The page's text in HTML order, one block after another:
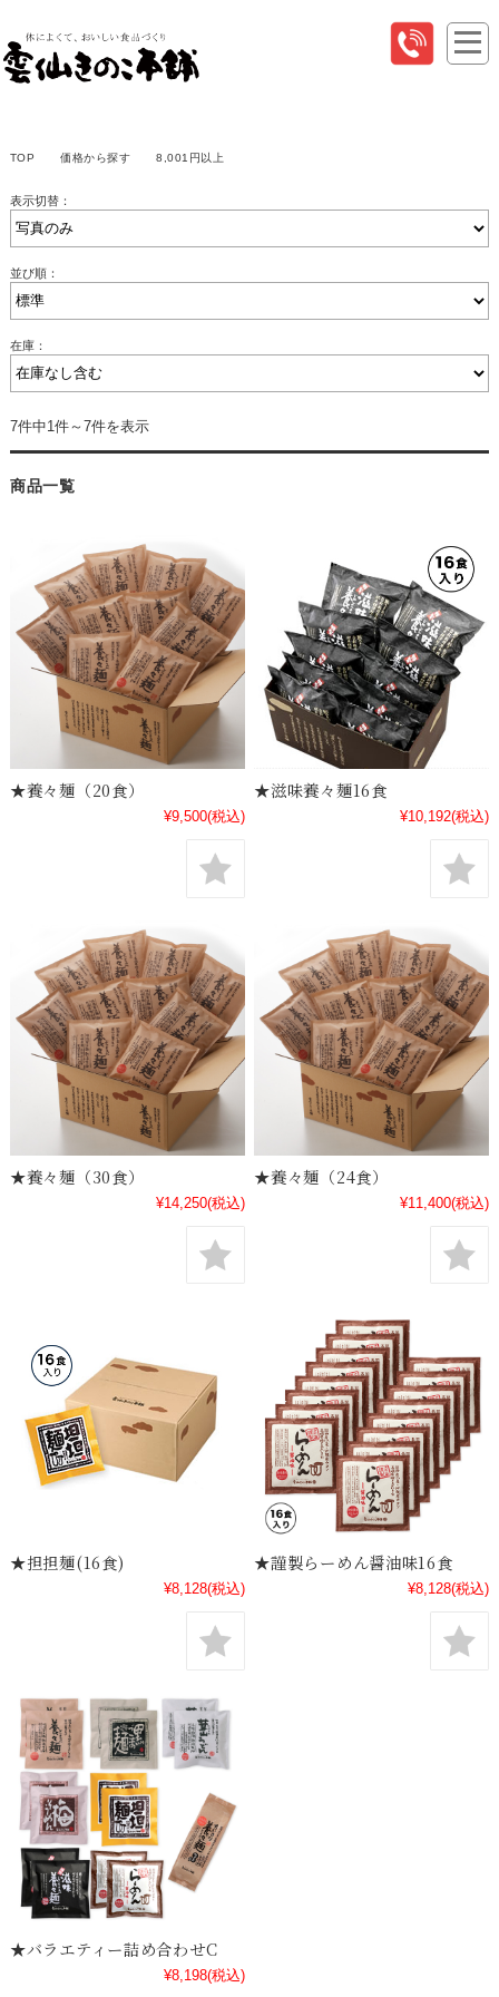
TOP 価格から探す 8,001円以上
表示切替：
並び順：
在庫：
7件中1件～7件を表示
商品一覧
★養々麺（20食）
¥9,500(税込)
★滋味養々麺16食
¥10,192(税込)
★養々麺（30食）
¥14,250(税込)
★養々麺（24食）
¥11,400(税込)
★担担麺(16食)
¥8,128(税込)
★謹製らーめん醤油味16食
¥8,128(税込)
★バラエティー詰め合わせC
¥8,198(税込)